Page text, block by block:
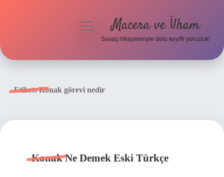
menüyüMacera ve İlham
Savaş hikayeleriyle dolu keyifli yolculuk!
Etiket:Konak görevi nedir
Konak Ne Demek Eski Türkçe